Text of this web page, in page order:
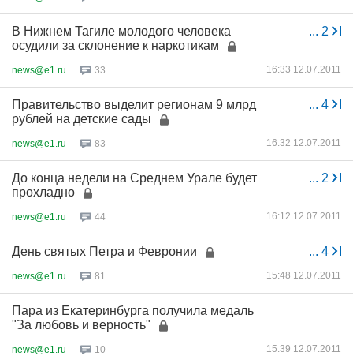
... 2
В Нижнем Тагиле молодого человека
осудили за склонение к наркотикам
news@e1.ru 33 16:33 12.07.2011
... 4
Правительство выделит регионам 9 млрд
рублей на детские сады
news@e1.ru 83 16:32 12.07.2011
... 2
До конца недели на Среднем Урале будет
прохладно
news@e1.ru 44 16:12 12.07.2011
... 4
День святых Петра и Февронии
news@e1.ru 81 15:48 12.07.2011
Пара из Екатеринбурга получила медаль
"За любовь и верность"
news@e1.ru 10 15:39 12.07.2011